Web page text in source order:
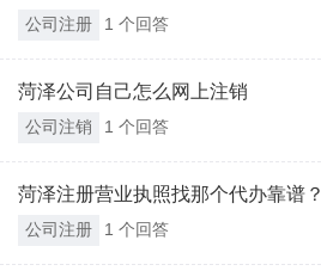
公司注册 1 个回答
菏泽公司自己怎么网上注销
公司注销 1 个回答
菏泽注册营业执照找那个代办靠谱？
公司注册 1 个回答